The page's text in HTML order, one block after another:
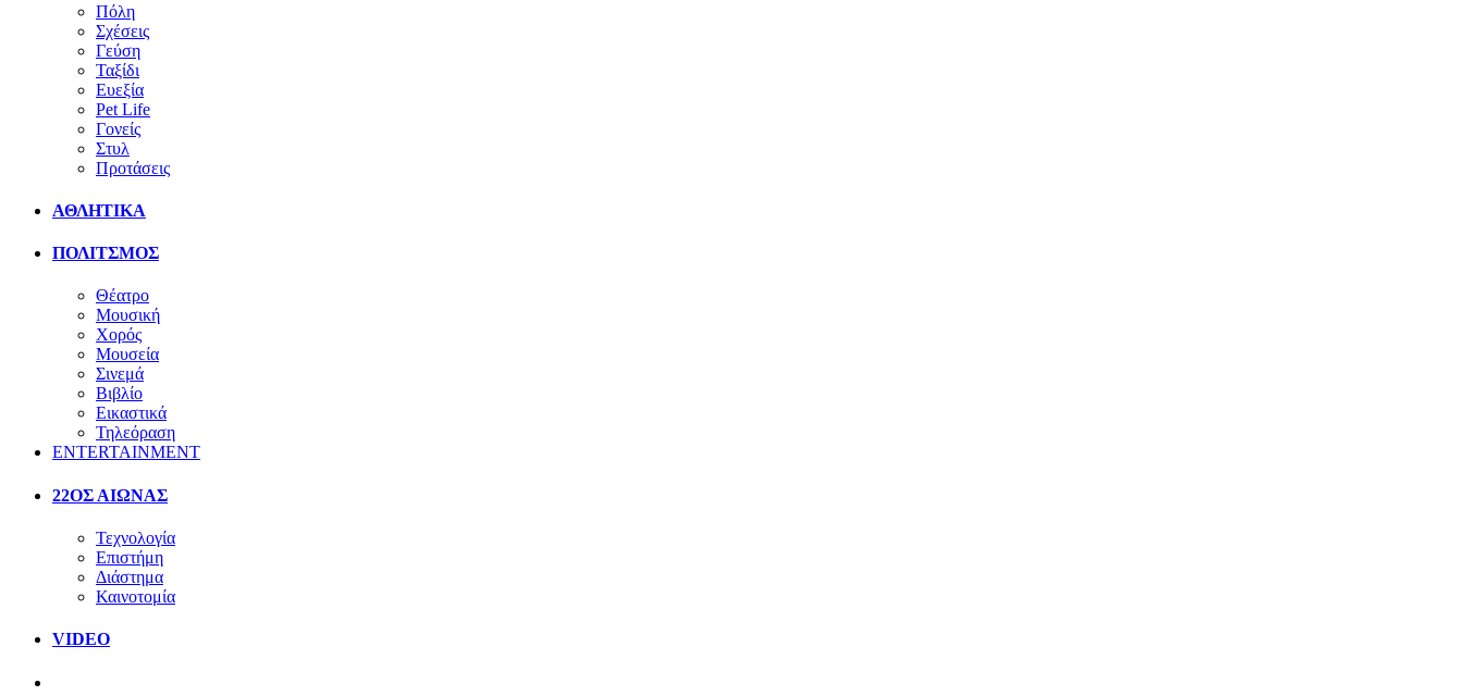
Πόλη
Σχέσεις
Γεύση
Ταξίδι
Ευεξία
Pet Life
Γονείς
Στυλ
Προτάσεις
ΑΘΛΗΤΙΚΑ
ΠΟΛΙΤΣΜΟΣ
Θέατρο
Μουσική
Χορός
Μουσεία
Σινεμά
Βιβλίο
Εικαστικά
Τηλεόραση
ENTERTAINMENT
22ΟΣ ΑΙΩΝΑΣ
Τεχνολογία
Επιστήμη
Διάστημα
Καινοτομία
VIDEO